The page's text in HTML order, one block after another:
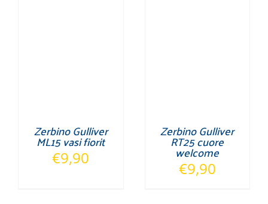
Zerbino Gulliver
ML15 vasi fiorit
€9,90
Zerbino Gulliver
RT25 cuore
welcome
€9,90